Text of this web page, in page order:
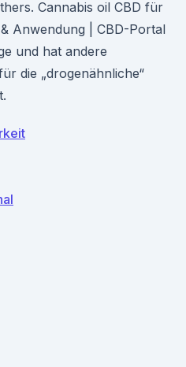
Cannabis oil CBD für
Anwendung | CBD-Portal
und hat andere
die „drogenähnliche“